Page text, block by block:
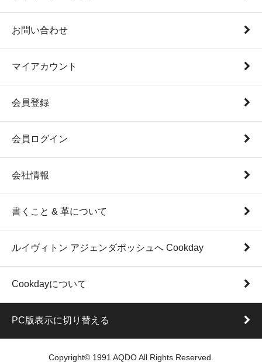
お問い合わせ
マイアカウント
会員登録
会員ログイン
会社情報
書くこと & 革について
ルイヴィトン アジェンダポッシュへ Cookday
Cookdayについて
PC版表示に切り替える
Copyright© 1991 AQDO All Rights Reserved.